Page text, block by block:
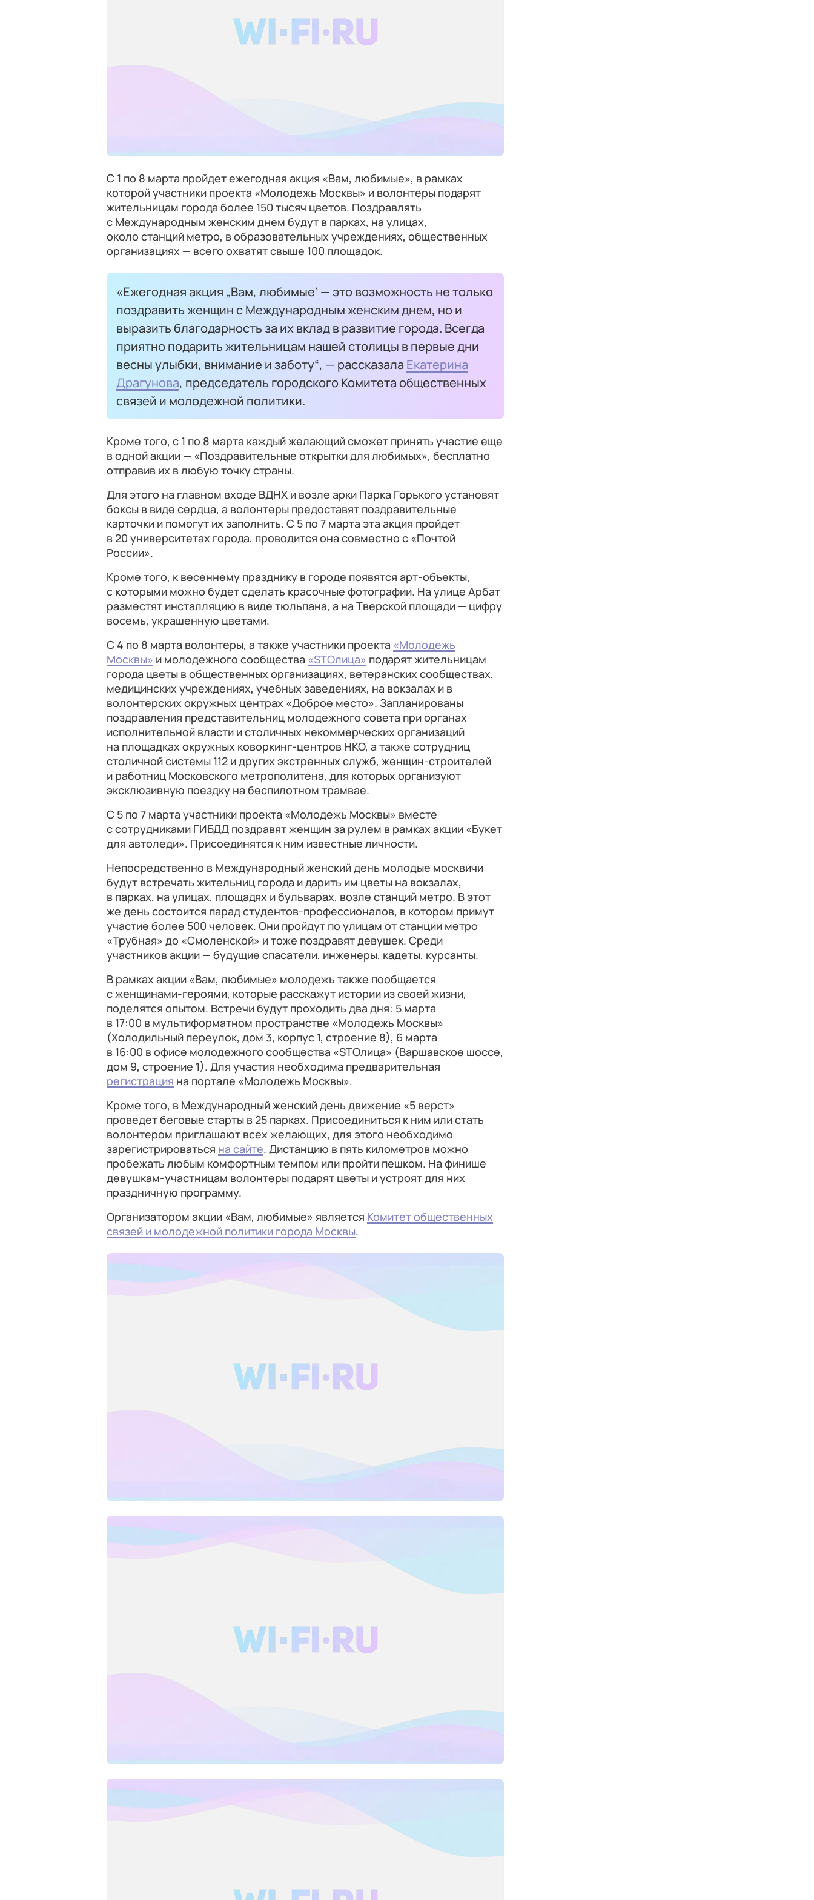
С 1 по 8 марта пройдет ежегодная акция «Вам, любимые», в рамках
которой участники проекта «Молодежь Москвы» и волонтеры подарят
жительницам города более 150 тысяч цветов. Поздравлять
с Международным женским днем будут в парках, на улицах,
около станций метро, в образовательных учреждениях, общественных
организациях — всего охватят свыше 100 площадок.
«Ежегодная акция „Вам, любимые‘ — это возможность не только
поздравить женщин с Международным женским днем, но и
выразить благодарность за их вклад в развитие города. Всегда
приятно подарить жительницам нашей столицы в первые дни
весны улыбки, внимание и заботу“, — рассказала Екатерина
Драгунова, председатель городского Комитета общественных
связей и молодежной политики.
Кроме того, с 1 по 8 марта каждый желающий сможет принять участие еще
в одной акции — «Поздравительные открытки для любимых», бесплатно
отправив их в любую точку страны.
Для этого на главном входе ВДНХ и возле арки Парка Горького установят
боксы в виде сердца, а волонтеры предоставят поздравительные
карточки и помогут их заполнить. С 5 по 7 марта эта акция пройдет
в 20 университетах города, проводится она совместно с «Почтой
России».
Кроме того, к весеннему празднику в городе появятся арт-объекты,
с которыми можно будет сделать красочные фотографии. На улице Арбат
разместят инсталляцию в виде тюльпана, а на Тверской площади — цифру
восемь, украшенную цветами.
С 4 по 8 марта волонтеры, а также участники проекта «Молодежь
Москвы» и молодежного сообщества «STOлица» подарят жительницам
города цветы в общественных организациях, ветеранских сообществах,
медицинских учреждениях, учебных заведениях, на вокзалах и в
волонтерских окружных центрах «Доброе место». Запланированы
поздравления представительниц молодежного совета при органах
исполнительной власти и столичных некоммерческих организаций
на площадках окружных коворкинг-центров НКО, а также сотрудниц
столичной системы 112 и других экстренных служб, женщин-строителей
и работниц Московского метрополитена, для которых организуют
эксклюзивную поездку на беспилотном трамвае.
С 5 по 7 марта участники проекта «Молодежь Москвы» вместе
с сотрудниками ГИБДД поздравят женщин за рулем в рамках акции «Букет
для автоледи». Присоединятся к ним известные личности.
Непосредственно в Международный женский день молодые москвичи
будут встречать жительниц города и дарить им цветы на вокзалах,
в парках, на улицах, площадях и бульварах, возле станций метро. В этот
же день состоится парад студентов-профессионалов, в котором примут
участие более 500 человек. Они пройдут по улицам от станции метро
«Трубная» до «Смоленской» и тоже поздравят девушек. Среди
участников акции — будущие спасатели, инженеры, кадеты, курсанты.
В рамках акции «Вам, любимые» молодежь также пообщается
с женщинами-героями, которые расскажут истории из своей жизни,
поделятся опытом. Встречи будут проходить два дня: 5 марта
в 17:00 в мультиформатном пространстве «Молодежь Москвы»
(Холодильный переулок, дом 3, корпус 1, строение 8), 6 марта
в 16:00 в офисе молодежного сообщества «STOлица» (Варшавское шоссе,
дом 9, строение 1). Для участия необходима предварительная
регистрация на портале «Молодежь Москвы».
Кроме того, в Международный женский день движение «5 верст»
проведет беговые старты в 25 парках. Присоединиться к ним или стать
волонтером приглашают всех желающих, для этого необходимо
зарегистрироваться на сайте. Дистанцию в пять километров можно
пробежать любым комфортным темпом или пройти пешком. На финише
девушкам-участницам волонтеры подарят цветы и устроят для них
праздничную программу.
Организатором акции «Вам, любимые» является Комитет общественных
связей и молодежной политики города Москвы.